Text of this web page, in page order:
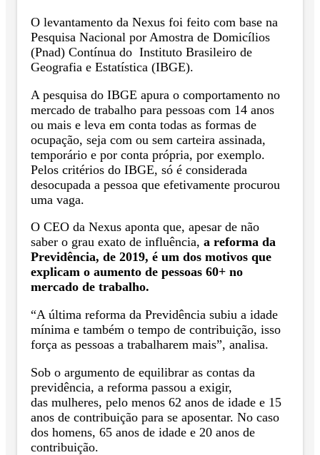
O levantamento da Nexus foi feito com base na
Pesquisa Nacional por Amostra de Domicílios
(Pnad) Contínua do Instituto Brasileiro de
Geografia e Estatística (IBGE).
A pesquisa do IBGE apura o comportamento no
mercado de trabalho para pessoas com 14 anos
ou mais e leva em conta todas as formas de
ocupação, seja com ou sem carteira assinada,
temporário e por conta própria, por exemplo.
Pelos critérios do IBGE, só é considerada
desocupada a pessoa que efetivamente procurou
uma vaga.
O CEO da Nexus aponta que, apesar de não
saber o grau exato de influência, a reforma da
Previdência, de 2019, é um dos motivos que
explicam o aumento de pessoas 60+ no
mercado de trabalho.
“A última reforma da Previdência subiu a idade
mínima e também o tempo de contribuição, isso
força as pessoas a trabalharem mais”, analisa.
Sob o argumento de equilibrar as contas da
previdência, a reforma passou a exigir,
das mulheres, pelo menos 62 anos de idade e 15
anos de contribuição para se aposentar. No caso
dos homens, 65 anos de idade e 20 anos de
contribuição.